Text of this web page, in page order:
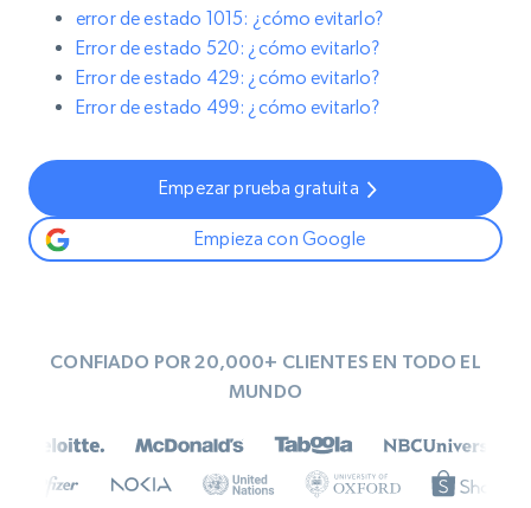
error de estado 1015: ¿cómo evitarlo?
Error de estado 520: ¿cómo evitarlo?
Error de estado 429: ¿cómo evitarlo?
Error de estado 499: ¿cómo evitarlo?
Empezar prueba gratuita
Empieza con Google
CONFIADO POR 20,000+ CLIENTES EN TODO EL
MUNDO